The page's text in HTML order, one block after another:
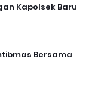
Kapolsek Baru
Bersama